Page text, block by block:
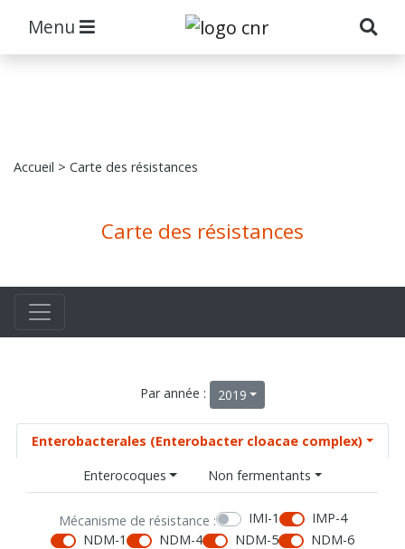
Menu
Accueil > Carte des résistances
Carte des résistances
Par année : 2019
Enterobacterales (Enterobacter cloacae complex)
Enterocoques
Non fermentants
Mécanisme de résistance : IMI-1
IMP-4
NDM-1
NDM-4 NDM-5
NDM-6